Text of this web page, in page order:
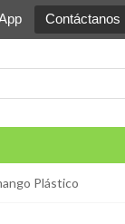
Contáctanos
Plástico